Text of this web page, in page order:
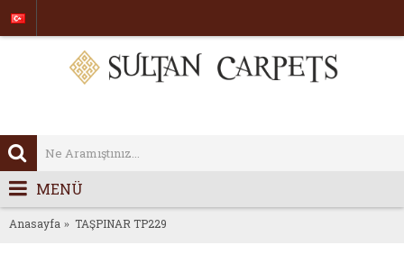
MENÜ
Anasayfa TAŞPINAR TP229